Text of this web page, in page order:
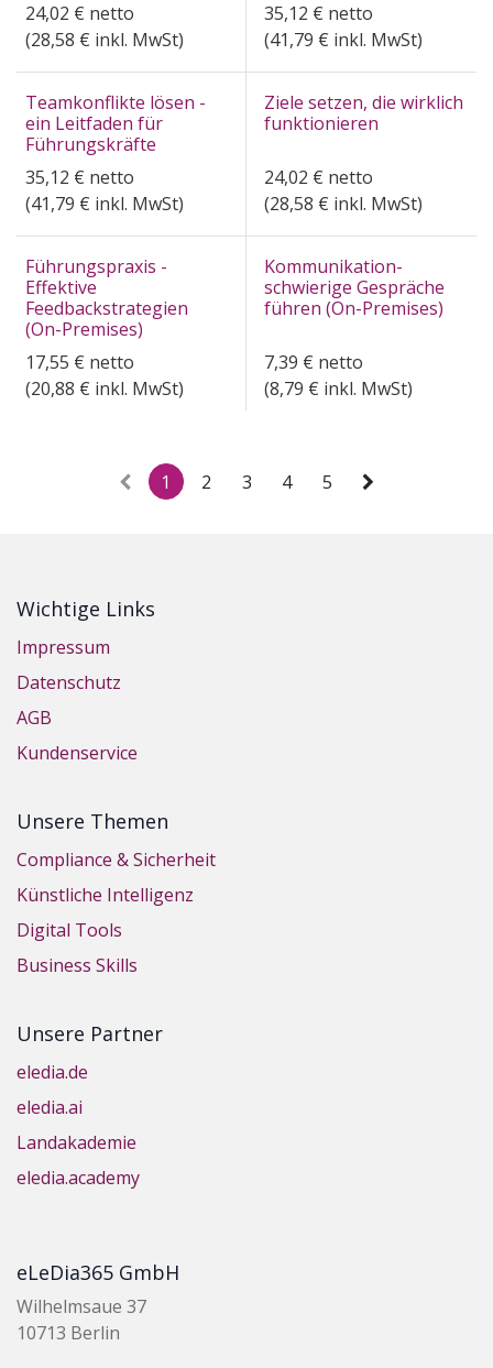
24,02 € netto
(28,58 € inkl. MwSt)
35,12 € netto
(41,79 € inkl. MwSt)
Teamkonflikte lösen -
ein Leitfaden für
Führungskräfte
35,12 € netto
(41,79 € inkl. MwSt)
Ziele setzen, die wirklich
funktionieren
24,02 € netto
(28,58 € inkl. MwSt)
Führungspraxis -
Effektive
Feedbackstrategien
(On-Premises)
17,55 € netto
(20,88 € inkl. MwSt)
Kommunikation-
schwierige Gespräche
führen (On-Premises)
7,39 € netto
(8,79 € inkl. MwSt)
1 2 3 4 5
Wichtige Links
Impressum
Datenschutz
AGB
Kundenservice
Unsere Themen
Compliance & Sicherheit
Künstliche Intelligenz
Digital Tools
Business Skills
Unsere Partner
eledia.de
eledia.ai
Landakademie
eledia.academy
eLeDia365 GmbH
Wilhelmsaue 37
10713 Berlin